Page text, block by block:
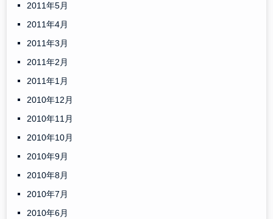
2011年5月
2011年4月
2011年3月
2011年2月
2011年1月
2010年12月
2010年11月
2010年10月
2010年9月
2010年8月
2010年7月
2010年6月